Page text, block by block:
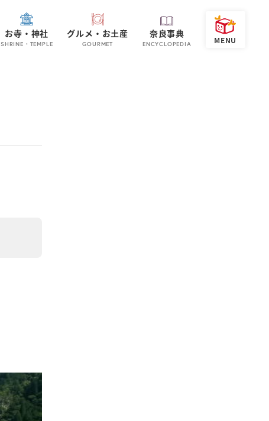
お寺・神社
SHRINE・TEMPLE
グルメ・お土産
GOURMET
奈良事典
ENCYCLOPEDIA